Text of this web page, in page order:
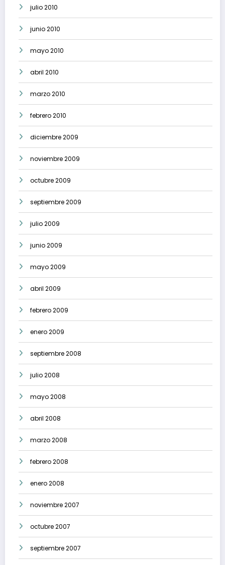
julio 2010
junio 2010
mayo 2010
abril 2010
marzo 2010
febrero 2010
diciembre 2009
noviembre 2009
octubre 2009
septiembre 2009
julio 2009
junio 2009
mayo 2009
abril 2009
febrero 2009
enero 2009
septiembre 2008
julio 2008
mayo 2008
abril 2008
marzo 2008
febrero 2008
enero 2008
noviembre 2007
octubre 2007
septiembre 2007